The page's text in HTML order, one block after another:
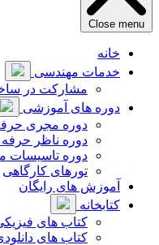
Close menu
خانه
خدمات مهندسی
مشارکت در
دوره های آموزشی
دوره مجری
دوره ناظر
دوره تاسیسات
تورهای کارگاهی
آموزش های رایگان
کتابخانه
کتاب های
کتاب های